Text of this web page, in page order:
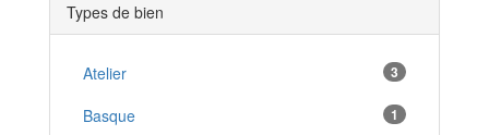
Allonnes *
Changé *
Noyen-sur-Sarthe *
Types de bien
Atelier 3
Basque 1